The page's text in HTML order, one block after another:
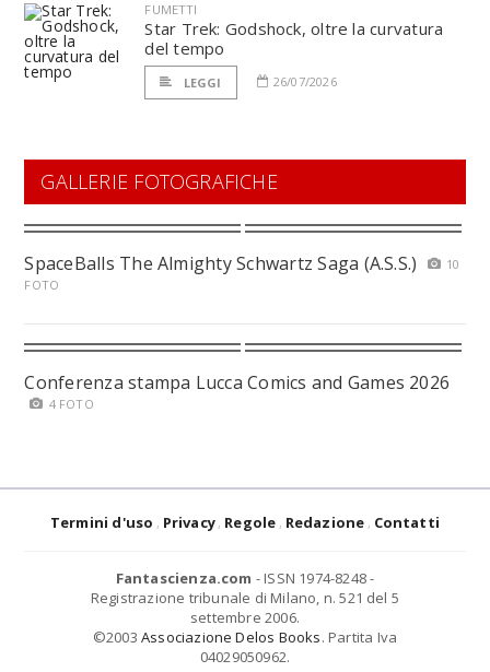
FUMETTI
Star Trek: Godshock, oltre la curvatura
del tempo
LEGGI 26/07/2026
GALLERIE FOTOGRAFICHE
SpaceBalls The Almighty Schwartz Saga (A.S.S.)
10
FOTO
Conferenza stampa Lucca Comics and Games 2026
4 FOTO
Termini d'uso Privacy Regole Redazione Contatti
Fantascienza.com - ISSN 1974-8248 -
Registrazione tribunale di Milano, n. 521 del 5
settembre 2006.
©2003 Associazione Delos Books. Partita Iva
04029050962.